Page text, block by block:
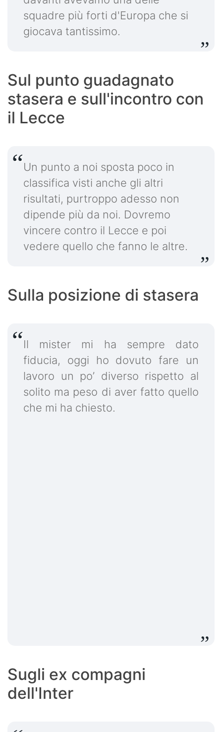
squadre più forti d'Europa che si
giocava tantissimo.
Sul punto guadagnato
stasera e sull'incontro con
il Lecce
Un punto a noi sposta poco in
classifica visti anche gli altri
risultati, purtroppo adesso non
dipende più da noi. Dovremo
vincere contro il Lecce e poi
vedere quello che fanno le altre.
Sulla posizione di stasera
Il mister mi ha sempre dato
fiducia, oggi ho dovuto fare un
lavoro un po’ diverso rispetto al
solito ma peso di aver fatto quello
che mi ha chiesto.
Sugli ex compagni
dell'Inter